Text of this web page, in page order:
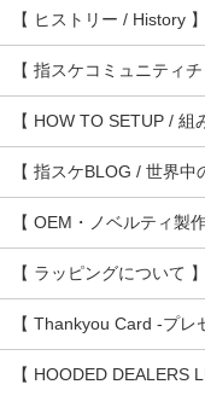
【 ヒストリー / History 】
【 指スケコミュニティチ
【 HOW TO SETUP / 組
【 指スケBLOG / 世界
【 OEM・ノベルティ製
【 ラッピングについて 】
【 Thankyou Card -プレ
【 HOODED DEALERS